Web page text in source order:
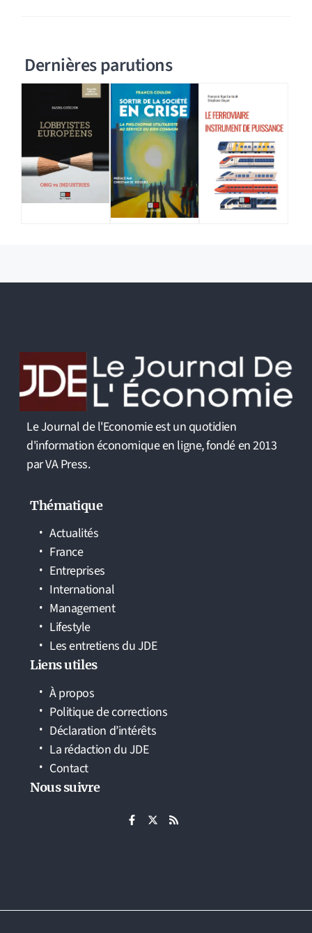
Dernières parutions
Le Journal de l'Economie est un quotidien
d'information économique en ligne, fondé en 2013
par VA Press.
Thématique
Actualités
France
Entreprises
International
Management
Lifestyle
Les entretiens du JDE
Liens utiles
À propos
Politique de corrections
Déclaration d’intérêts
La rédaction du JDE
Contact
Nous suivre